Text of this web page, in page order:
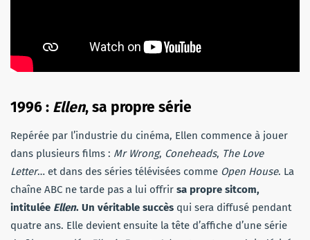
1996 : Ellen, sa propre série
Repérée par l’industrie du cinéma, Ellen commence à jouer
dans plusieurs films : Mr Wrong, Coneheads, The Love
Letter… et dans des séries télévisées comme Open House. La
chaîne ABC ne tarde pas a lui offrir sa propre sitcom,
intitulée Ellen. Un véritable succès qui sera diffusé pendant
quatre ans. Elle devient ensuite la tête d’affiche d’une série